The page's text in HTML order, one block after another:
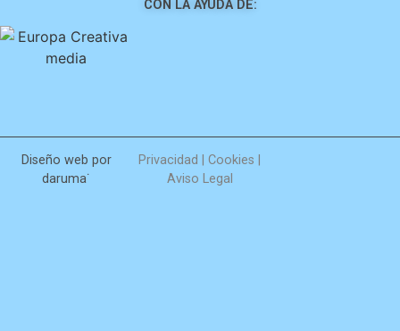
CON LA AYUDA DE:
Privacidad |Cookies
Aviso Legal
Diseño web por
daruma˙